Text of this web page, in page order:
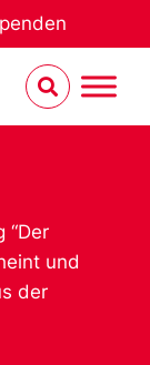
“Der
und
der